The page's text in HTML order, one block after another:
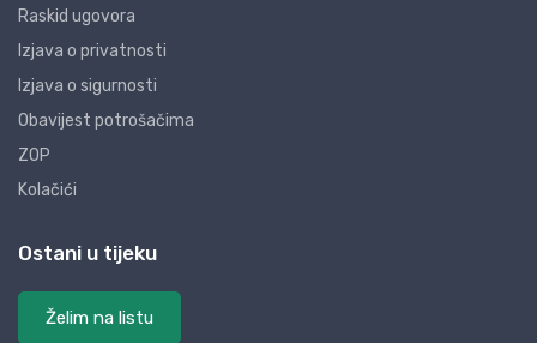
Raskid ugovora
Izjava o privatnosti
Izjava o sigurnosti
Obavijest potrošačima
ZOP
Kolačići
Ostani u tijeku
Želim na listu